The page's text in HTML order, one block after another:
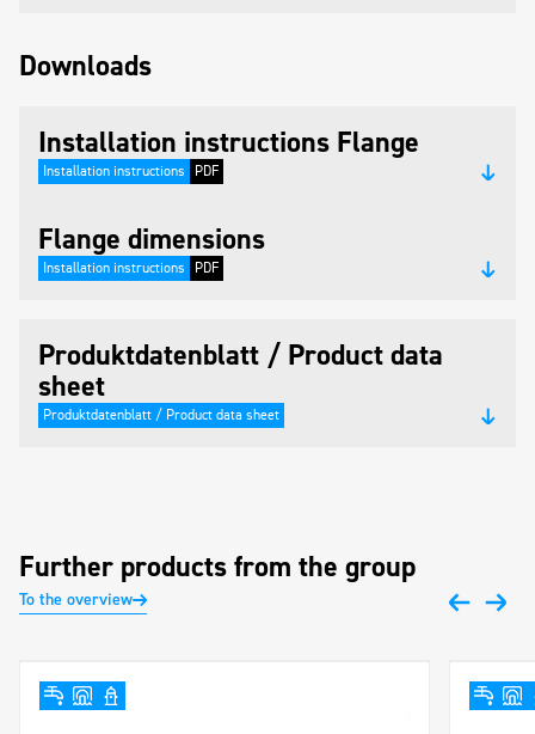
Downloads
Installation instructions Flange
Installation instructions PDF
Flange dimensions
Installation instructions PDF
Produktdatenblatt / Product data
sheet
Produktdatenblatt / Product data sheet
Further products from the group
To the overview